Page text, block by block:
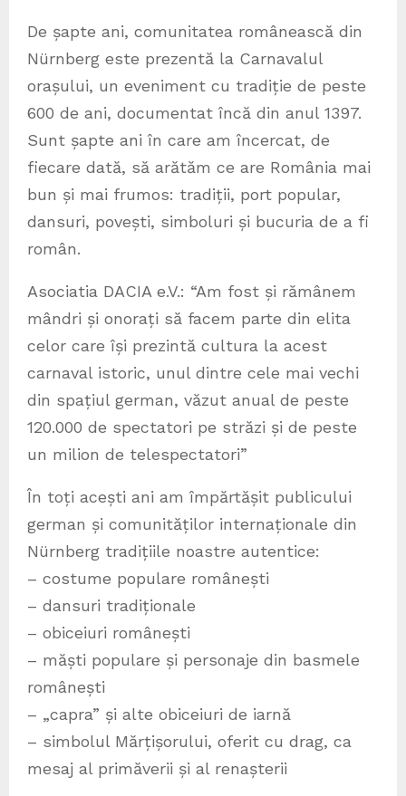
De șapte ani, comunitatea românească din
Nürnberg este prezentă la Carnavalul
orașului, un eveniment cu tradiție de peste
600 de ani, documentat încă din anul 1397.
Sunt șapte ani în care am încercat, de
fiecare dată, să arătăm ce are România mai
bun și mai frumos: tradiții, port popular,
dansuri, povești, simboluri și bucuria de a fi
român.
Asociatia DACIA e.V.: “Am fost și rămânem
mândri și onorați să facem parte din elita
celor care își prezintă cultura la acest
carnaval istoric, unul dintre cele mai vechi
din spațiul german, văzut anual de peste
120.000 de spectatori pe străzi și de peste
un milion de telespectatori”
În toți acești ani am împărtășit publicului
german și comunităților internaționale din
Nürnberg tradițiile noastre autentice:
– costume populare românești
– dansuri tradiționale
– obiceiuri românești
– măști populare și personaje din basmele
românești
– „capra” și alte obiceiuri de iarnă
– simbolul Mărțișorului, oferit cu drag, ca
mesaj al primăverii și al renașterii